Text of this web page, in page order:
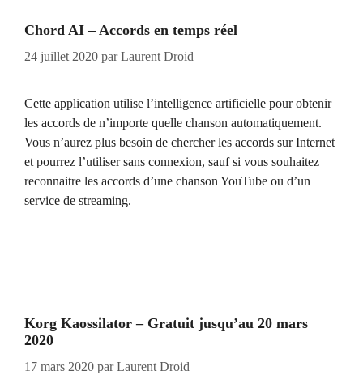
Chord AI – Accords en temps réel
24 juillet 2020 parLaurent Droid
Cette application utilise l’intelligence artificielle pour obtenir
les accords de n’importe quelle chanson automatiquement.
Vous n’aurez plus besoin de chercher les accords sur Internet
et pourrez l’utiliser sans connexion, sauf si vous souhaitez
reconnaitre les accords d’une chanson YouTube ou d’un
service de streaming.
Korg Kaossilator – Gratuit jusqu’au 20 mars
2020
17 mars 2020 parLaurent Droid